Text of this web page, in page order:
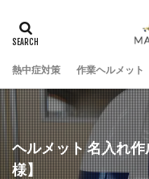
熱中症対策 作業ヘルメット
ヘルメット 名入れ
様】